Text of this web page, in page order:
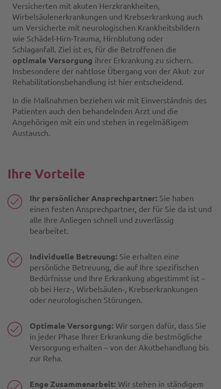
Versicherten mit akuten Herzkrankheiten,
Wirbelsäulenerkrankungen und Krebserkrankung auch
um Versicherte mit neurologischen Krankheitsbildern
wie Schädel-Hirn-Trauma, Hirnblutung oder
Schlaganfall. Ziel ist es, für die Betroffenen die
optimale Versorgung ihrer Erkrankung zu sichern.
Insbesondere der nahtlose Übergang von der Akut- zur
Rehabilitationsbehandlung ist hier entscheidend.
In die Maßnahmen beziehen wir mit Einverständnis des
Patienten auch den behandelnden Arzt und die
Angehörigen mit ein und stehen in regelmäßigem
Austausch.
Ihre Vorteile
Ihr persönlicher Ansprechpartner: Sie haben
einen festen Ansprechpartner, der für Sie da ist und
alle Ihre Anliegen schnell und zuverlässig
bearbeitet.
Individuelle Betreuung: Sie erhalten eine
persönliche Betreuung, die auf Ihre spezifischen
Bedürfnisse und Ihre Erkrankung abgestimmt ist –
ob bei Herz-, Wirbelsäulen-, Krebserkrankungen
oder neurologischen Störungen.
Optimale Versorgung: Wir sorgen dafür, dass Sie
in jeder Phase Ihrer Erkrankung die bestmögliche
Versorgung erhalten – von der Akutbehandlung bis
zur Reha.
Enge Zusammenarbeit: Wir stehen in ständigem